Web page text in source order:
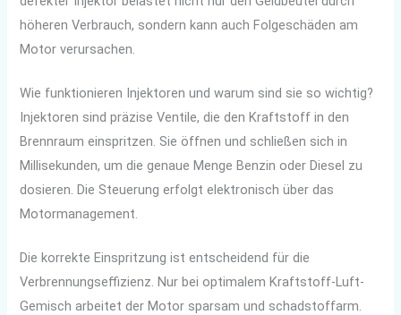
höheren Verbrauch, sondern kann auch Folgeschäden am
Motor verursachen.
Wie funktionieren Injektoren und warum sind sie so wichtig?
Injektoren sind präzise Ventile, die den Kraftstoff in den
Brennraum einspritzen. Sie öffnen und schließen sich in
Millisekunden, um die genaue Menge Benzin oder Diesel zu
dosieren. Die Steuerung erfolgt elektronisch über das
Motormanagement.
Die korrekte Einspritzung ist entscheidend für die
Verbrennungseffizienz. Nur bei optimalem Kraftstoff-Luft-
Gemisch arbeitet der Motor sparsam und schadstoffarm.